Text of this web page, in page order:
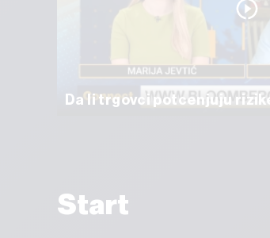
Da li trgovci potcenjuju
Start